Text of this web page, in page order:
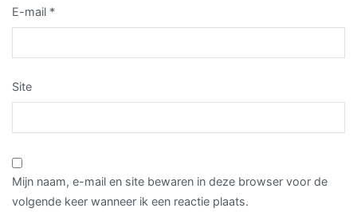
E-mail *
Site
Mijn naam, e-mail en site bewaren in deze browser voor de
volgende keer wanneer ik een reactie plaats.